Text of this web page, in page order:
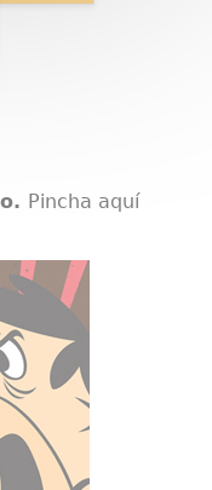
Pincha aquí
Canvas
Pedro
de
tiene un
60 x 80
cm.